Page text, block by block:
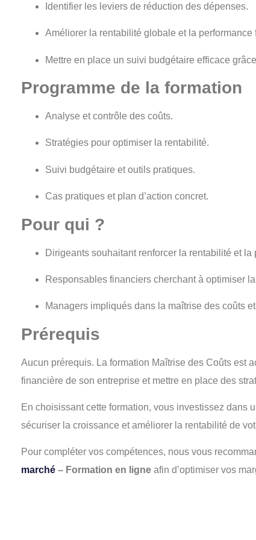
Identifier les leviers de réduction des dépenses.
Améliorer la rentabilité globale et la performance
Mettre en place un suivi budgétaire efficace
Programme de la formation
Analyse et contrôle des coûts.
Stratégies pour optimiser la rentabilité.
Suivi budgétaire et outils pratiques.
Cas pratiques et plan d’action concret.
Pour qui ?
Dirigeants souhaitant renforcer la rentabilité et la
Responsables financiers cherchant à optimiser
Managers impliqués dans la maîtrise des coûts
Prérequis
Aucun prérequis. La formation Maîtrise des Coûts est
financière de son entreprise et mettre en place des
En choisissant cette formation, vous investissez dans
sécuriser la croissance et améliorer la rentabilité de
Pour compléter vos compétences, nous vous
marché – Formation en ligne afin d’optimiser vos